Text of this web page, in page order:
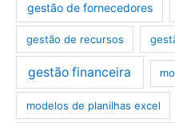
gestão de fornecedores
gestão de recursos
gestão financeira
modelos de planilhas excel